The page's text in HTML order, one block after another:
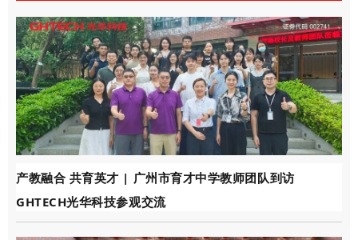
产教融合 共育英才 | 广州市育才中学教师团队到访
GHTECH光华科技参观交流